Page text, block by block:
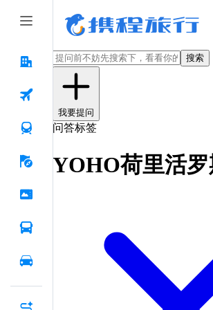
搜索
我要提问
问答标签
YOHO荷里活